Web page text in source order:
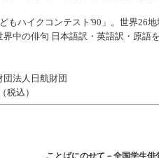
もハイクコンテスト'90」。世界26
界中の俳句 日本語訳・英語訳・原語
団法人日航財団
税込）
ことばにのせて－全国学生俳